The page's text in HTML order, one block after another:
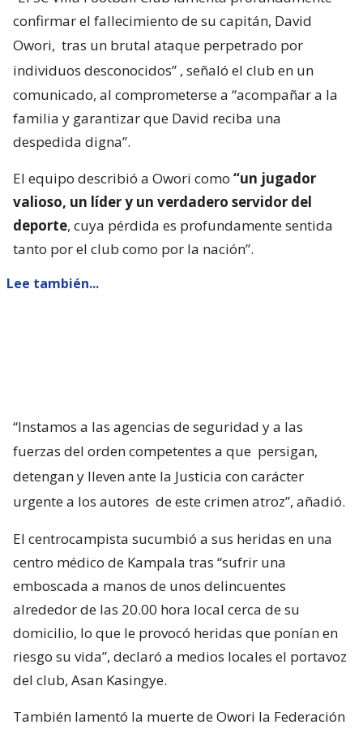
confirmar el fallecimiento de su capitán, David
Owori, tras un brutal ataque perpetrado por
individuos desconocidos” , señaló el club en un
comunicado, al comprometerse a “acompañar a la
familia y garantizar que David reciba una
despedida digna”.
El equipo describió a Owori como “un jugador
valioso, un líder y un verdadero servidor del
deporte, cuya pérdida es profundamente sentida
tanto por el club como por la nación”.
Lee también...
“Instamos a las agencias de seguridad y a las
fuerzas del orden competentes a que persigan,
detengan y lleven ante la Justicia con carácter
urgente a los autores de este crimen atroz”, añadió.
El centrocampista sucumbió a sus heridas en una
centro médico de Kampala tras “sufrir una
emboscada a manos de unos delincuentes
alrededor de las 20.00 hora local cerca de su
domicilio, lo que le provocó heridas que ponían en
riesgo su vida”, declaró a medios locales el portavoz
del club, Asan Kasingye.
También lamentó la muerte de Owori la Federación